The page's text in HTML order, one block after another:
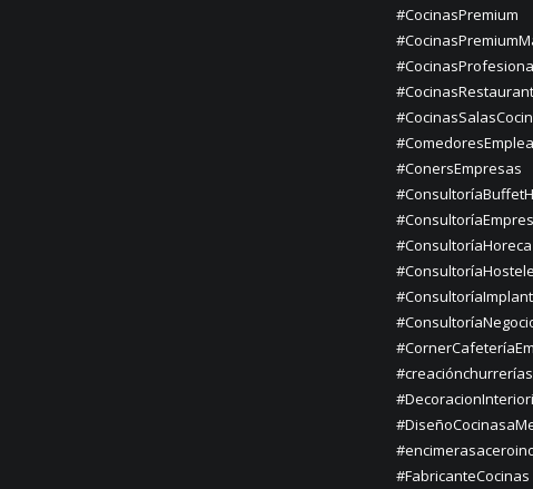
#CocinasPremium
#ConersEmpresas
#ConsultoríaHoreca
#creaciónchurrerías
#FabricanteCocinas